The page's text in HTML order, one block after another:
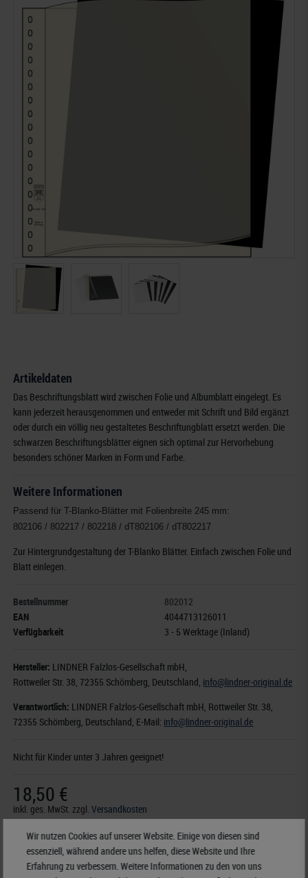
Artikeldaten
Das Beschriftungsblatt wird zwischen Folie und Albumblatt eingelegt. Es
kann jederzeit herausgenommen und entweder mit Schrift und Bild ergänzt
oder durch ein völlig neu gestaltetes Beschriftungblatt ersetzt werden. Die
schwarzen Beschriftungsblätter eignen sich optimal zur Hervorhebung
besonders schöner Marken in Form und Farbe.
Weitere Informationen
Passend für T-Blanko-Blätter mit Folienbreite 245 mm:
802106 / 802217 / 802218 / dT802106 / dT802217
Zur Hintergrundgestaltung der T-Blanko Blätter. Einfach zwischen Folie und
Blatt einlegen.
Bestellnummer
802012
EAN
4044713126011
Verfügbarkeit
3 - 5 Werktage (Inland)
Hersteller: LINDNER Falzlos-Gesellschaft mbH,
Rottweiler Str. 38, 72355 Schömberg, Deutschland, info@lindner-original.de
Verantwortlich: LINDNER Falzlos-Gesellschaft mbH, Rottweiler Str. 38,
72355 Schömberg, Deutschland, E-Mail: info@lindner-original.de
Nicht für Kinder unter 3 Jahren geeignet!
18,50 €
inkl. ges. MwSt.zzgl.Versandkosten
Merken
Wir nutzen Cookies auf unserer Website. Einige von diesen sind
essenziell, während andere uns helfen, diese Website und Ihre
Erfahrung zu verbessern. Weitere Informationen zu den von uns